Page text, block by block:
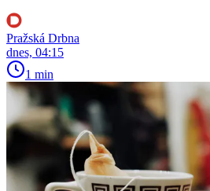
Pražská Drbna
dnes, 04:15
1 min